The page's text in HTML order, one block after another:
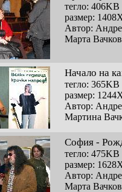
тегло: 406KB
размер:
Автор:
Марта
Начало на
тегло: 365KB
размер:
Автор:
Мартина
София -
тегло: 475KB
размер:
Автор:
Марта